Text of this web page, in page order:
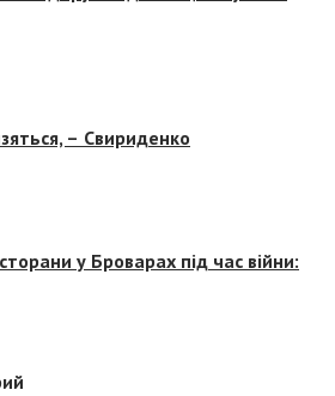
– Свириденко
у Броварах під час війни: